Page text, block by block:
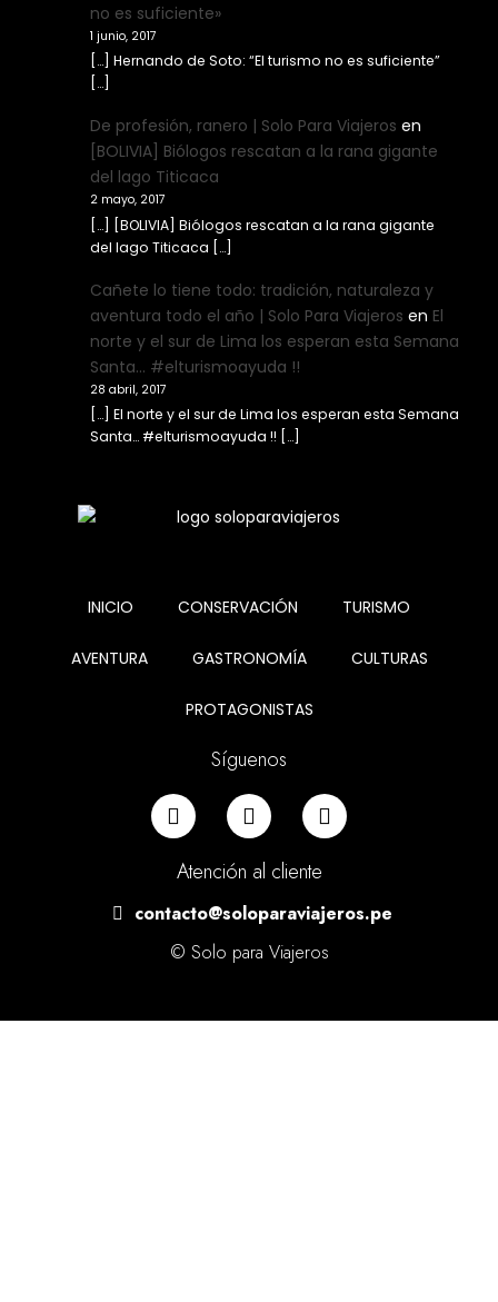
no es suficiente»
1 junio, 2017
[…] Hernando de Soto: “El turismo no es suficiente”
[…]
De profesión, ranero | Solo Para Viajeros en
[BOLIVIA] Biólogos rescatan a la rana gigante
del lago Titicaca
2 mayo, 2017
[…] [BOLIVIA] Biólogos rescatan a la rana gigante
del lago Titicaca […]
Cañete lo tiene todo: tradición, naturaleza y
aventura todo el año | Solo Para Viajeros en El
norte y el sur de Lima los esperan esta Semana
Santa… #elturismoayuda !!
28 abril, 2017
[…] El norte y el sur de Lima los esperan esta Semana
Santa… #elturismoayuda !! […]
INICIO CONSERVACIÓN TURISMO
AVENTURA GASTRONOMÍA CULTURAS
PROTAGONISTAS
Síguenos
Atención al cliente
contacto@soloparaviajeros.pe
© Solo para Viajeros